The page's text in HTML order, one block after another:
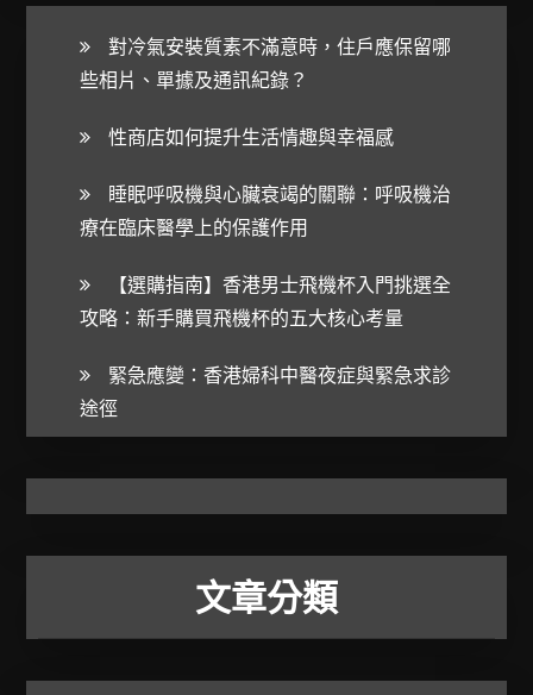
對冷氣安裝質素不滿意時，住戶應保留哪
些相片、單據及通訊紀錄？
性商店如何提升生活情趣與幸福感
睡眠呼吸機與心臟衰竭的關聯：呼吸機治
療在臨床醫學上的保護作用
【選購指南】香港男士飛機杯入門挑選全
攻略：新手購買飛機杯的五大核心考量
緊急應變：香港婦科中醫夜症與緊急求診
途徑
文章分類